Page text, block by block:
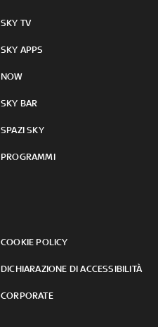
SKY TV
SKY APPS
NOW
SKY BAR
SPAZI SKY
PROGRAMMI
COOKIE POLICY
DICHIARAZIONE DI ACCESSIBILITÀ
CORPORATE